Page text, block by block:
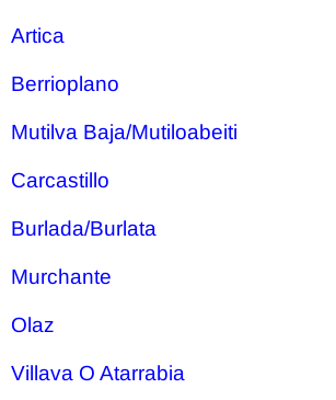
Artica
Berrioplano
Mutilva Baja/Mutiloabeiti
Carcastillo
Burlada/Burlata
Murchante
Olaz
Villava O Atarrabia